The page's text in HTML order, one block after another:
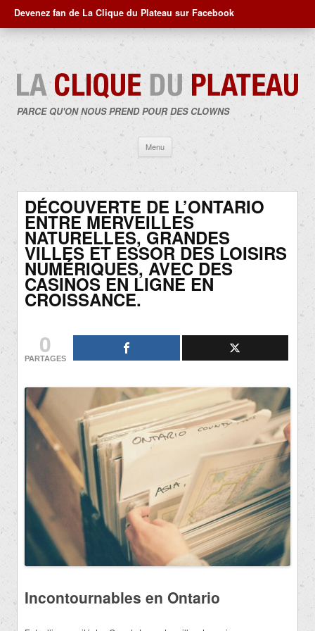
Devenez fan de La Clique du Plateau sur Facebook
PARCE QU'ON NOUS PREND POUR DES CLOWNS
Menu
contenu
DÉCOUVERTE DE L’ONTARIO
ENTRE MERVEILLES
NATURELLES, GRANDES
VILLES ET ESSOR DES LOISIRS
NUMÉRIQUES, AVEC DES
CASINOS EN LIGNE EN
CROISSANCE.
0
PARTAGES
Incontournables en Ontario